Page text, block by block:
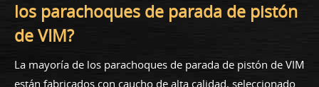
los parachoques de parada de pistón
de VIM?
La mayoría de los parachoques de parada de pistón de VIM
están fabricados con caucho de alta calidad, seleccionado